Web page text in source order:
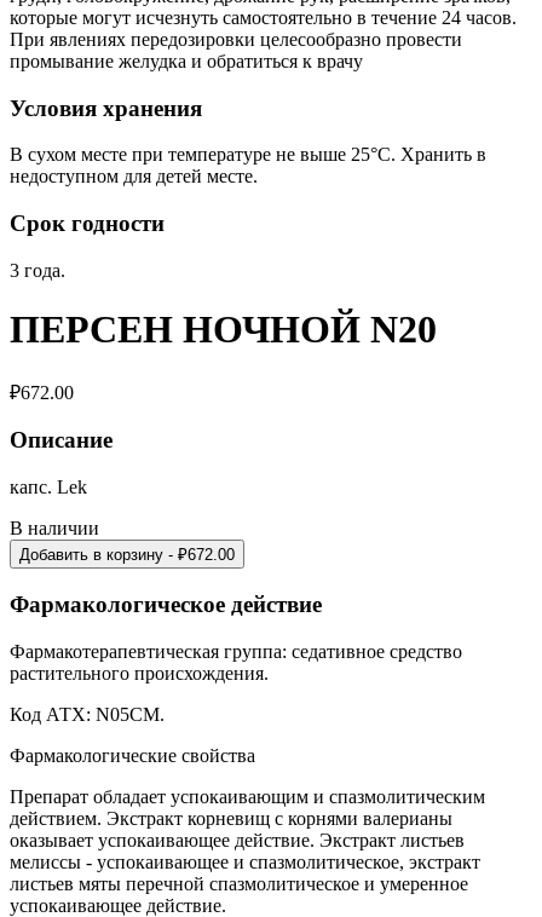
которые могут исчезнуть самостоятельно в течение 24 часов.
При явлениях передозировки целесообразно провести
промывание желудка и обратиться к врачу
Условия хранения
В сухом месте при температуре не выше 25°С. Хранить в
недоступном для детей месте.
Срок годности
3 года.
ПЕРСЕН НОЧНОЙ N20
₽672.00
Описание
капс. Lek
В наличии
Добавить в корзину - ₽672.00
Фармакологическое действие
Фармакотерапевтическая группа: седативное средство
растительного происхождения.
Код АТХ: N05CM.
Фармакологические свойства
Препарат обладает успокаивающим и спазмолитическим
действием. Экстракт корневищ с корнями валерианы
оказывает успокаивающее действие. Экстракт листьев
мелиссы - успокаивающее и спазмолитическое, экстракт
листьев мяты перечной спазмолитическое и умеренное
успокаивающее действие.